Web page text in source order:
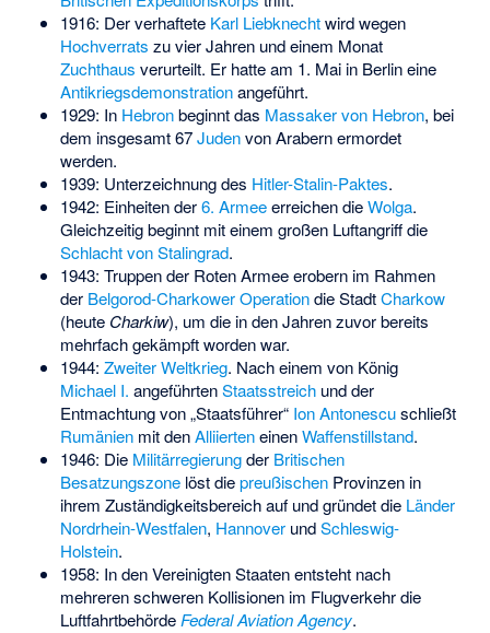
1916: Der verhaftete Karl Liebknechtwird wegen
Hochverrats zu vier Jahren und einem Monat
Zuchthaus verurteilt. Er hatte am 1. Mai in Berlin eine
Antikriegsdemonstrationangeführt.
1929: In Hebronbeginnt das Massaker von Hebron, bei
dem insgesamt 67Judenvon Arabern ermordet
werden.
1939: Unterzeichnung des Hitler-Stalin-Paktes.
1942: Einheiten der6. Armeeerreichen dieWolga.
Gleichzeitig beginnt mit einem großen Luftangriff die
Schlacht von Stalingrad.
1943: Truppen der Roten Armee erobern im Rahmen
der Belgorod-Charkower Operationdie StadtCharkow
(heute Charkiw), um die in den Jahren zuvor bereits
mehrfach gekämpft worden war.
1944: Zweiter Weltkrieg. Nach einem von König
Michael I. angeführtenStaatsstreichund der
Entmachtung von „Staatsführer“ Ion Antonescuschließt
Rumänienmit denAlliierteneinenWaffenstillstand.
1946: Die Militärregierungder Britischen
Besatzungszonelöst diepreußischenProvinzen in
ihrem Zuständigkeitsbereich auf und gründet die Länder
Nordrhein-Westfalen, HannoverundSchleswig-
Holstein.
1958: In den Vereinigten Staaten entsteht nach
mehreren schweren Kollisionen im Flugverkehr die
Luftfahrtbehörde Federal Aviation Agency.